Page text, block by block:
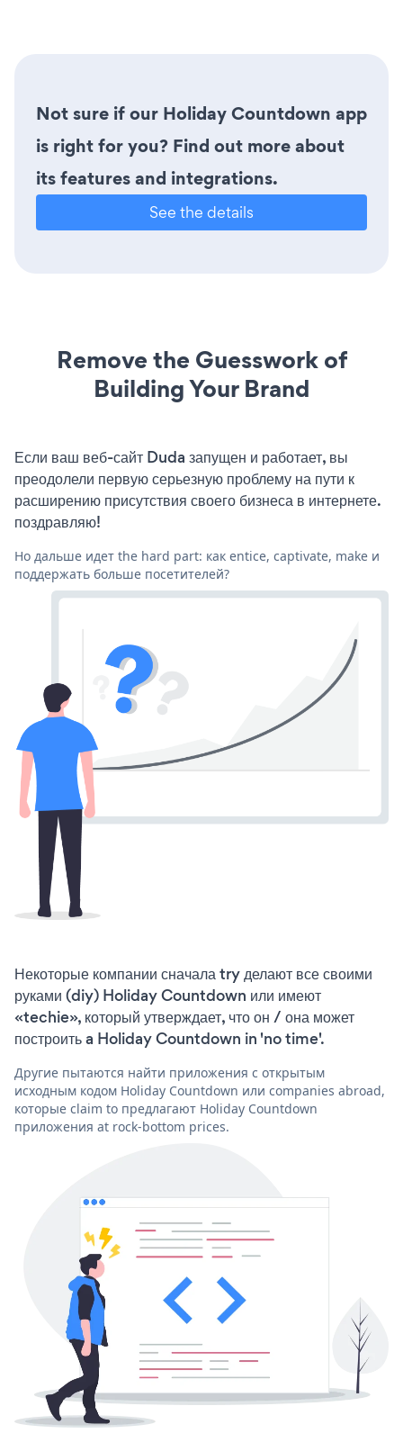
Not sure if our Holiday Countdown app
is right for you? Find out more about
its features and integrations.
See the details
Remove the Guesswork of
Building Your Brand
Если ваш веб-сайт Duda запущен и работает, вы
преодолели первую серьезную проблему на пути к
расширению присутствия своего бизнеса в интернете.
поздравляю!
Но дальше идет the hard part: как entice, captivate, make и
поддержать больше посетителей?
Некоторые компании сначала try делают все своими
руками (diy) Holiday Countdown или имеют
«techie», который утверждает, что он / она может
построить a Holiday Countdown in 'no time'.
Другие пытаются найти приложения с открытым
исходным кодом Holiday Countdown или companies abroad,
которые claim to предлагают Holiday Countdown
приложения at rock-bottom prices.